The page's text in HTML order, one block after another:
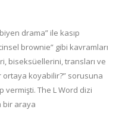
drama” ile kasıp
brownie” gibi kavramları
biseksüellerini, transları ve
ortaya koyabilir?” sorusuna
vermişti. The L Word dizi
bir araya